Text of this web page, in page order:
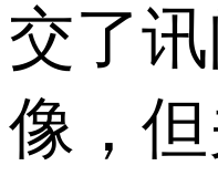
交了
像，